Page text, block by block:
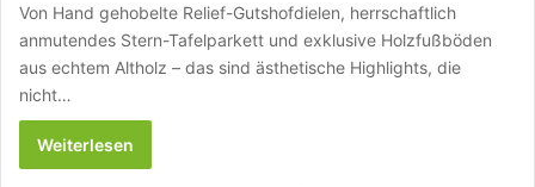
Von Hand gehobelte Relief-Gutshofdielen, herrschaftlich
anmutendes Stern-Tafelparkett und exklusive Holzfußböden
aus echtem Altholz – das sind ästhetische Highlights, die
nicht…
Weiterlesen